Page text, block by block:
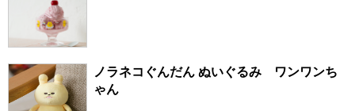
ノラネコぐんだん ぬいぐるみ ワンワンち
ゃん